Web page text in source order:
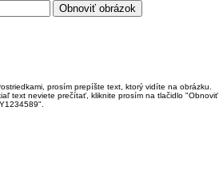
prosím prepíšte text, ktorý vidíte na obrázku.
text neviete prečítať, kliknite prosím na tlačidlo "Obnoviť